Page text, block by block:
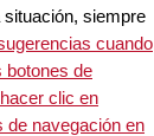
siempre
cuando
botones de
clic en
de navegación en